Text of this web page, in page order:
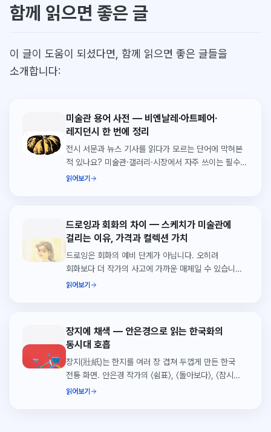
함께 읽으면 좋은 글
이 글이 도움이 되셨다면, 함께 읽으면 좋은 글들을
소개합니다:
미술관 용어 사전 — 비엔날레·아트페어·
레지던시 한 번에 정리
전시 서문과 뉴스 기사를 읽다가 모르는 단어에 막혀본
적 있나요? 미술관·갤러리·시장에서 자주 쓰이는 필수
용어 50가지를 한 번에 정리했습니다.
읽어보기
드로잉과 회화의 차이 — 스케치가 미술관에
걸리는 이유, 가격과 컬렉션 가치
드로잉은 회화의 예비 단계가 아닙니다. 오히려
회화보다 더 작가의 사고에 가까운 매체일 수 있습니다.
드로잉을 독립된 예술로 보는 관점.
읽어보기
장지에 채색 — 안은경으로 읽는 한국화의
동시대 호흡
장지(壯紙)는 한지를 여러 장 겹쳐 두껍게 만든 한국
전통 화면. 안은경 작가의 〈쉼표〉, 〈돌아보다〉, 〈잠시
머무는 순간〉을 통해 장지의 흡수·두께·정서적 효과를
읽어보기